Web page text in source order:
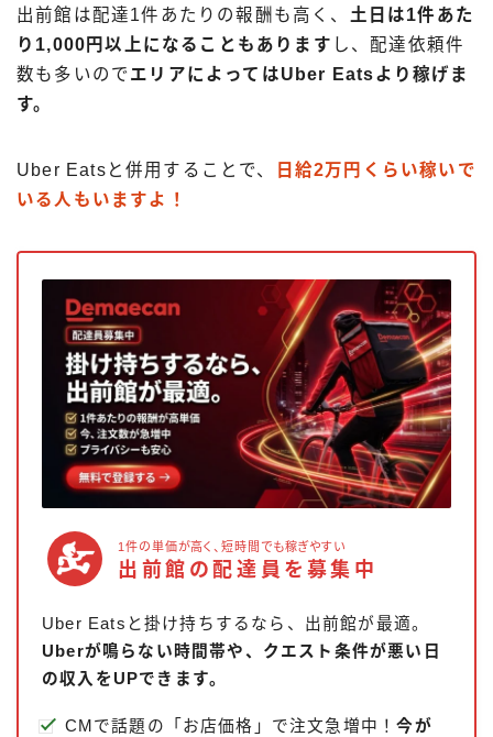
出前館は配達1件あたりの報酬も高く、 土日は1件あた
り1,000円以上になることもあります し、配達依頼件
数も多いので エリアによってはUber Eatsより稼げま
す。
Uber Eatsと併用することで、
日給2万円くらい稼いで
いる人もいますよ！
1件の単価が高く、短時間でも稼ぎやすい
出前館の配達員を募集中
Uber Eatsと掛け持ちするなら、出前館が最適。
Uberが鳴らない時間帯や、クエスト条件が悪い日
の収入をUPできます。
CMで話題の「お店価格」で注文急増中！今が